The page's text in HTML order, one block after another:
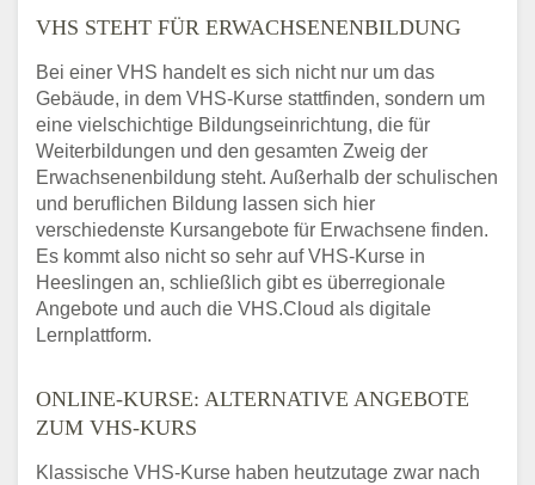
VHS STEHT FÜR ERWACHSENENBILDUNG
Bei einer VHS handelt es sich nicht nur um das
Gebäude, in dem VHS-Kurse stattfinden, sondern um
eine vielschichtige Bildungseinrichtung, die für
Weiterbildungen und den gesamten Zweig der
Erwachsenenbildung steht. Außerhalb der schulischen
und beruflichen Bildung lassen sich hier
verschiedenste Kursangebote für Erwachsene finden.
Es kommt also nicht so sehr auf VHS-Kurse in
Heeslingen an, schließlich gibt es überregionale
Angebote und auch die VHS.Cloud als digitale
Lernplattform.
ONLINE-KURSE: ALTERNATIVE ANGEBOTE
ZUM VHS-KURS
Klassische VHS-Kurse haben heutzutage zwar nach